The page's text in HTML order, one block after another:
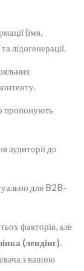
(імя,
лідогенерації.
пропонують
аудиторії до
для B2B-
факторів, але
(лендінг).
з вашою